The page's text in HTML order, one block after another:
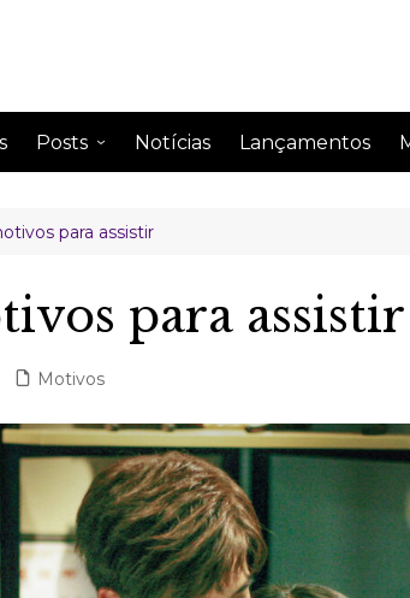
Posts
Comentando
Impressão semanal
Citações
Notícias Lançamentos
para assistir
para assistir
Motivos